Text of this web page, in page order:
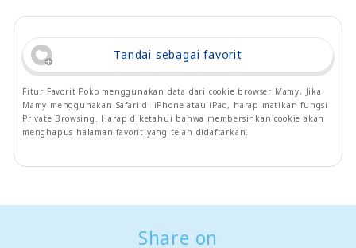
Tandai sebagai favorit
Fitur Favorit Poko menggunakan data dari cookie browser Mamy, Jika
Mamy menggunakan Safari di iPhone atau iPad, harap matikan fungsi
Private Browsing. Harap diketahui bahwa membersihkan cookie akan
menghapus halaman favorit yang telah didaftarkan.
Share on